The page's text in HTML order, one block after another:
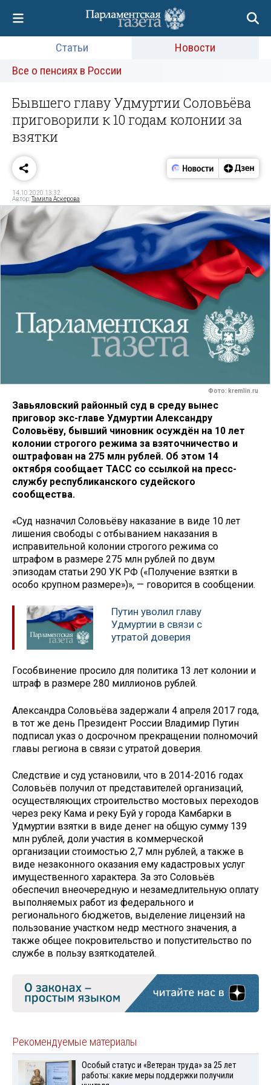
Статьи
Новости
Все о пенсиях в России
Бывшего главу Удмуртии Соловьёва
приговорили к 10 годам колонии за
взятки
14.10.2020 13:32
Автор:Тамила Аскерова
Фото: kremlin.ru
Завьяловский районный суд в среду вынес
приговор экс-главе Удмуртии Александру
Соловьёву, бывший чиновник осуждён на 10 лет
колонии строгого режима за взяточничество и
оштрафован на 275 млн рублей. Об этом 14
октября сообщает ТАСС со ссылкой на пресс-
службу республиканского судейского
сообщества.
«Суд назначил Соловьёву наказание в виде 10 лет
лишения свободы с отбыванием наказания в
исправительной колонии строгого режима со
штрафом в размере 275 млн рублей по двум
эпизодам статьи 290 УК РФ («Получение взятки в
особо крупном размере»)», — говорится в сообщении.
Путин уволил главу
Удмуртии в связи с
утратой доверия
Гособвинение просило для политика 13 лет колонии и
штраф в размере 280 миллионов рублей.
Александра Соловьёва задержали 4 апреля 2017 года,
в тот же день Президент России Владимир Путин
подписал указ о досрочном прекращении полномочий
главы региона в связи с утратой доверия.
Следствие и суд установили, что в 2014-2016 годах
Соловьёв получил от представителей организаций,
осуществляющих строительство мостовых переходов
через реку Кама и реку Буй у города Камбарки в
Удмуртии взятки в виде денег на общую сумму 139
млн рублей, доли участия в коммерческой
организации стоимостью 2,7 млн рублей, а также в
виде незаконного оказания ему кадастровых услуг
имущественного характера. За это Соловьёв
обеспечил внеочередную и незамедлительную оплату
выполняемых работ из федерального и
регионального бюджетов, выделение лицензий на
пользование участком недр местного значения, а
также общее покровительство и попустительство по
службе в пользу взяткодателей.
Рекомендуемые материалы
Особый статус и «Ветеран труда» за 25 лет
работы: какие меры поддержки получили